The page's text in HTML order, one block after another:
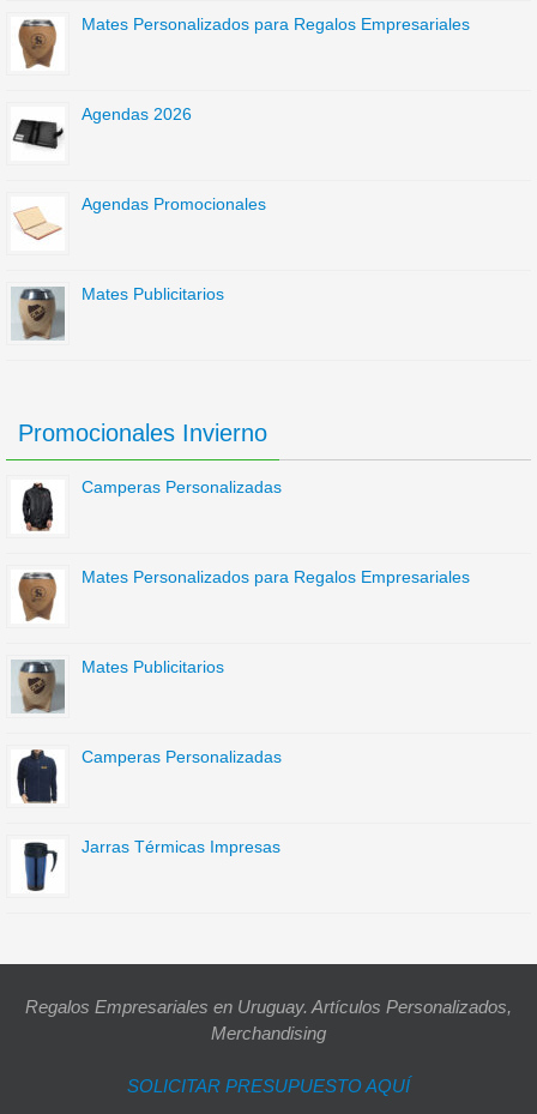
Mates Personalizados para Regalos Empresariales
Agendas 2026
Agendas Promocionales
Mates Publicitarios
Promocionales Invierno
Camperas Personalizadas
Mates Personalizados para Regalos Empresariales
Mates Publicitarios
Camperas Personalizadas
Jarras Térmicas Impresas
Regalos Empresariales en Uruguay. Artículos Personalizados,
Merchandising
SOLICITAR PRESUPUESTO AQUÍ